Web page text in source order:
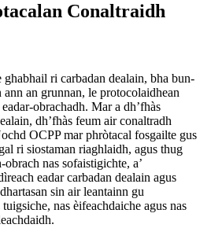
Conaltraidh
ghabhail ri carbadan dealain, bha bun-
an grunnan, le protocolaidhean
obrachadh. Mar a dh’fhàs
dh’fhàs feum air conaltradh
OCPP mar phròtacal fosgailte gus
ri siostaman riaghlaidh, agus thug
nas sofaistigichte, a’
eadar carbadan dealain agus
sin air leantainn gu
nas èifeachdaiche agus nas